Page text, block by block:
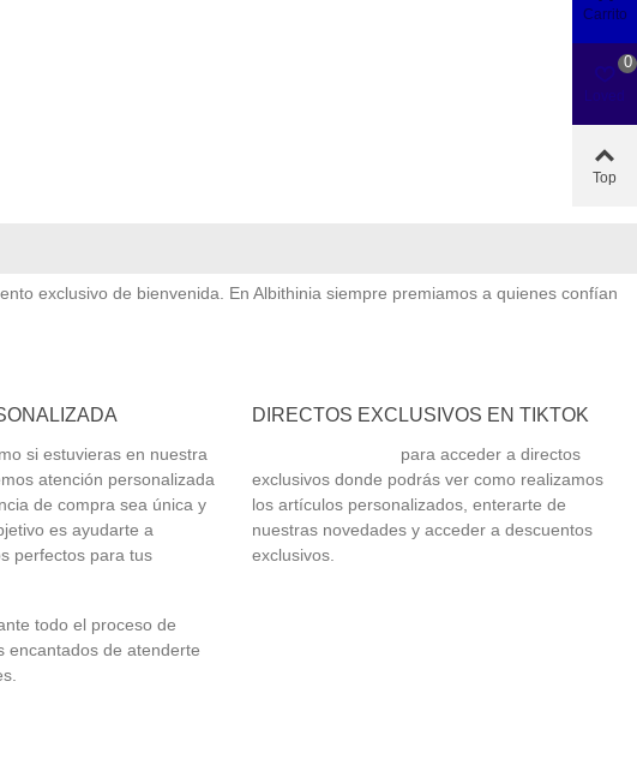
exclusivo de bienvenida. En Albithinia siempre premiamos a quienes confían
si estuvieras en nuestra
atención personalizada
de compra sea única y
es ayudarte a
perfectos para tus
todo el proceso de
encantados de atenderte
DIRECTOS EXCLUSIVOS EN TIKTOK
para acceder a directos
exclusivos donde podrás ver como realizamos
los artículos personalizados, enterarte de
nuestras novedades y acceder a descuentos
exclusivos.
Carrito
Loved
0
Top